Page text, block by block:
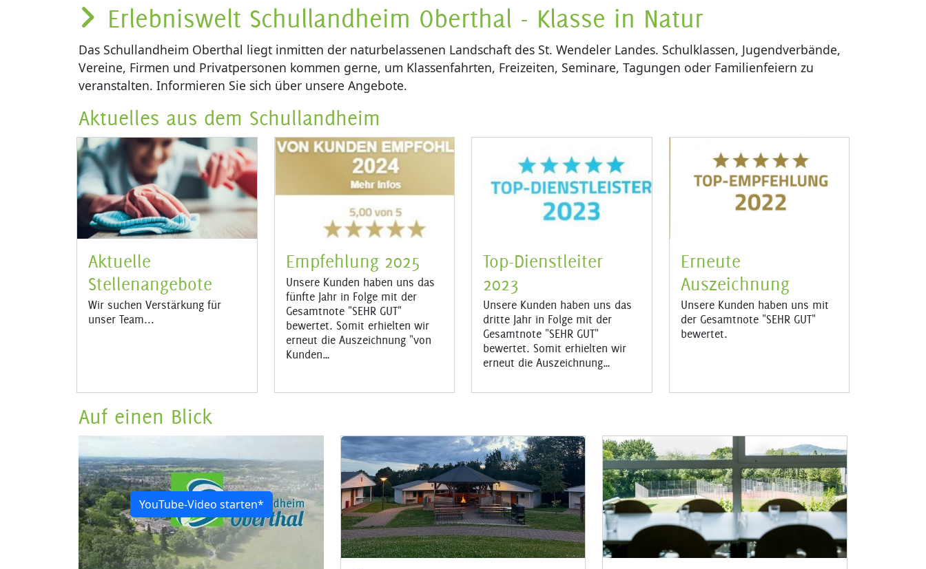
Erlebniswelt Schullandheim Oberthal - Klasse in Natur
Das Schullandheim Oberthal liegt inmitten der naturbelassenen Landschaft des St. Wendeler Landes. Schulklassen, Jugendverbände,
Vereine, Firmen und Privatpersonen kommen gerne, um Klassenfahrten, Freizeiten, Seminare, Tagungen oder Familienfeiern zu
veranstalten. Informieren Sie sich über unsere Angebote.
Aktuelles aus dem Schullandheim
Aktuelle
Stellenangebote
Wir suchen Verstärkung für
unser Team...
Empfehlung 2025
Unsere Kunden haben uns das
fünfte Jahr in Folge mit der
Gesamtnote "SEHR GUT"
bewertet. Somit erhielten wir
erneut die Auszeichnung "von
Kunden…
Top-Dienstleiter
2023
Unsere Kunden haben uns das
dritte Jahr in Folge mit der
Gesamtnote "SEHR GUT"
bewertet. Somit erhielten wir
erneut die Auszeichnung…
Erneute
Auszeichnung
Unsere Kunden haben uns mit
der Gesamtnote "SEHR GUT"
bewertet.
Auf einen Blick
YouTube-Video starten*